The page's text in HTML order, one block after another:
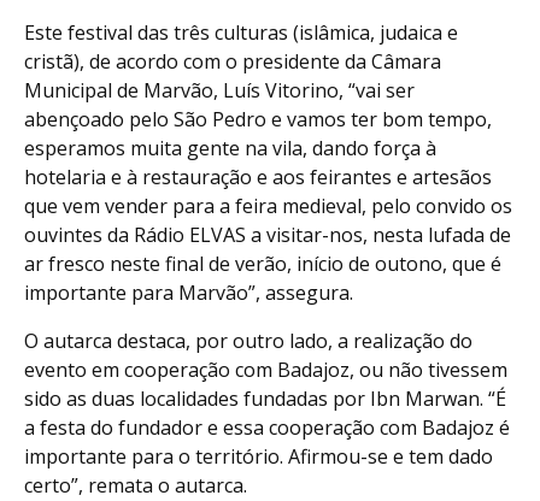
Este festival das três culturas (islâmica, judaica e
cristã), de acordo com o presidente da Câmara
Municipal de Marvão, Luís Vitorino, “vai ser
abençoado pelo São Pedro e vamos ter bom tempo,
esperamos muita gente na vila, dando força à
hotelaria e à restauração e aos feirantes e artesãos
que vem vender para a feira medieval, pelo convido os
ouvintes da Rádio ELVAS a visitar-nos, nesta lufada de
ar fresco neste final de verão, início de outono, que é
importante para Marvão”, assegura.
O autarca destaca, por outro lado, a realização do
evento em cooperação com Badajoz, ou não tivessem
sido as duas localidades fundadas por Ibn Marwan. “É
a festa do fundador e essa cooperação com Badajoz é
importante para o território. Afirmou-se e tem dado
certo”, remata o autarca.